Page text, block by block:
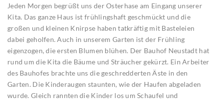
Jeden Morgen begrüßt uns der Osterhase am Eingang unserer
Kita. Das ganze Haus ist frühlingshaft geschmückt und die
großen und kleinen Knirpse haben tatkräftig mit Basteleien
dabei geholfen. Auch in unserem Garten ist der Frühling
eigenzogen, die ersten Blumen blühen. Der Bauhof Neustadt hat
rund um die Kita die Bäume und Sträucher gekürzt. Ein Arbeiter
des Bauhofes brachte uns die geschredderten Äste in den
Garten. Die Kinderaugen staunten, wie der Haufen abgeladen
wurde. Gleich rannten die Kinder los um Schaufel und